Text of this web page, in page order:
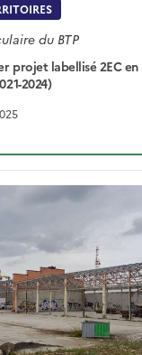
du BTP
projet labellisé 2EC en
2024)